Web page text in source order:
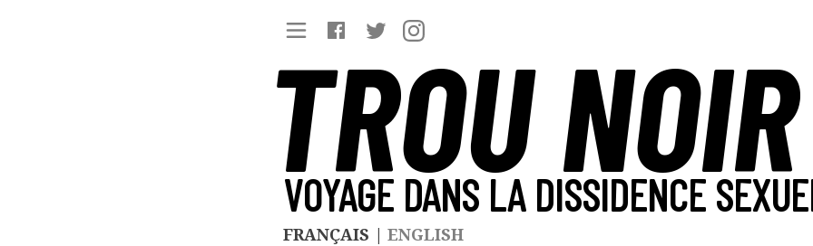
TROU NOIR
VOYAGE DANS LA DISSIDENCE
FRANÇAIS | ENGLISH